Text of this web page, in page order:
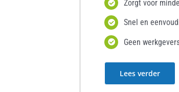
Zorgt voor
Snel en
Geen
Lees verder